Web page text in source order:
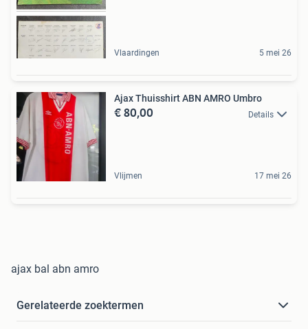
Vlaardingen 5 mei 26
Ajax Thuisshirt ABN AMRO Umbro
€ 80,00 Details
Vlijmen 17 mei 26
ajax bal abn amro
Gerelateerde zoektermen